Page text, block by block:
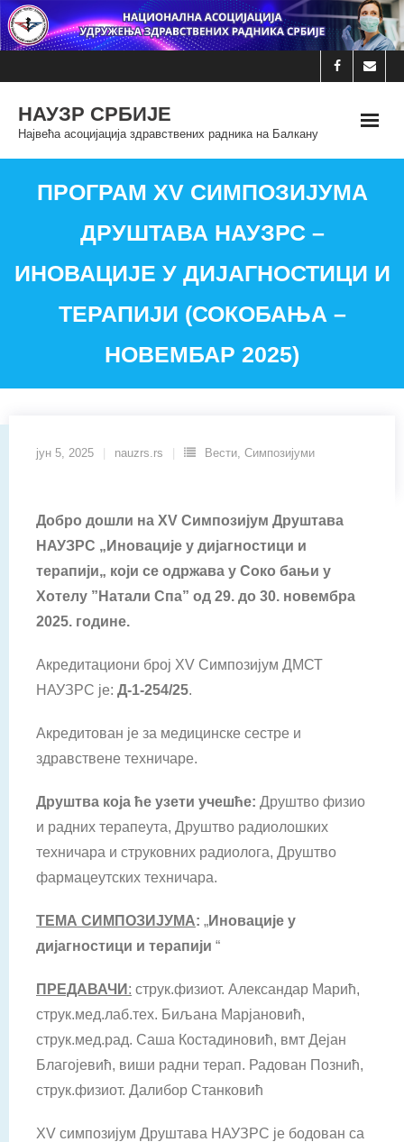
Skip
to
НАУЗР СРБИЈЕ
Највећа асоцијација здравствених радника на Балкану
ПРОГРАМ XV СИМПОЗИЈУМА
ДРУШТАВА НАУЗРС –
ИНОВАЦИЈЕ У ДИЈАГНОСТИЦИ И
ТЕРАПИЈИ (СОКОБАЊА –
НОВЕМБАР 2025)
јун 5, 2025 nauzrs.rs Вести, Симпозијуми
Добро дошли на XV Симпозијум Друштава
НАУЗРС „ Иновације у дијагностици и
терапији„ који се одржава у Соко бањи у
Хотелу ” Натали Спа” од 29. до 30. новембра
2025. године.
Акредитациони број XV Симпозијум ДМСТ
НАУЗРС је: Д-1-254/25.
Акредитован je за медицинске сестре и
здравствене техничаре.
Друштва која ће узети учешће: Друштво физио
и радних терапеута, Друштво радиолошких
техничара и струковних радиолога, Друштво
фармацеутских техничара.
ТЕМА СИМПОЗИЈУМА: „Иновације у
дијагностици и терапији “
ПРЕДАВАЧИ : струк.физиот. Александар Марић,
струк.мед.лаб.тех. Биљана Марјановић,
струк.мед.рад. Саша Костадиновић, вмт Дејан
Благојевић, виши радни терап. Радован Познић,
струк.физиот. Далибор Станковић
XV симпозијум Друштава НАУЗРС је бодован са